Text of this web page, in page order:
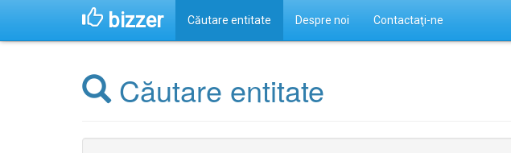
bizzer Căutare entitate Despre noi Contactaţi-ne
Căutare entitate